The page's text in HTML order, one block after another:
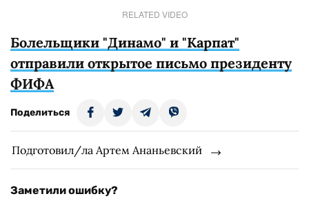
RELATED VIDEO
Болельщики "Динамо" и "Карпат"
отправили открытое письмо президенту
ФИФА
Поделиться
Подготовил/ла Артем Ананьевский
Заметили ошибку?